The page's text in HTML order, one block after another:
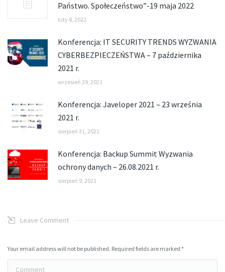
Państwo. Społeczeństwo”-19 maja 2022
luty 8, 2022
Konferencja: IT SECURITY TRENDS WYZWANIA
CYBERBEZPIECZEŃSTWA – 7 października
2021 r.
wrzesień 29, 2021
Konferencja: Javeloper 2021 – 23 września
2021 r.
sierpień 31, 2021
Konferencja: Backup Summit Wyzwania
ochrony danych – 26.08.2021 r.
sierpień 9, 2021
Leave Comment
Your email address will not be published. Required fields are marked *
Comment